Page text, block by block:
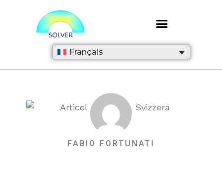
Français
FABIO FORTUNATI